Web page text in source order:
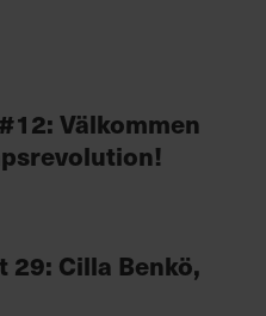
Välkommen
29: Cilla Benkö,